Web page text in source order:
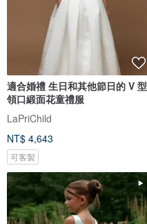
適合婚禮 生日和其他節日的 V 型
領口緞面花童禮服
LaPriChild
NT$ 4,643
可客製